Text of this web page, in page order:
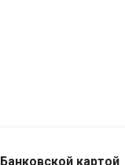
Банковской картой